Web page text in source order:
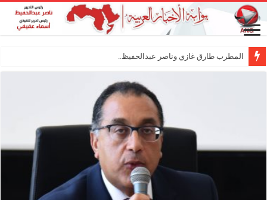
المطرب طارق غازي وناصر عبدالحفيظ.. شراكة فن